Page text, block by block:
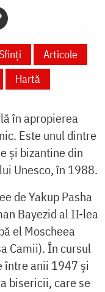
Sfinți
Articole
Hartă
în apropierea
Este unul dintre
și bizantine din
Unesco, în 1988.
de Yakup Pasha
Bayezid al II-lea
el Moscheea
Camii). În cursul
între anii 1947 și
bisericii, care se